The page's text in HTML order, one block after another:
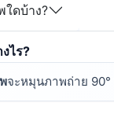
ใดบ้าง?
ไร?
จะหมุนภาพถ่าย